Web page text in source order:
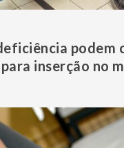
podem
inserção no